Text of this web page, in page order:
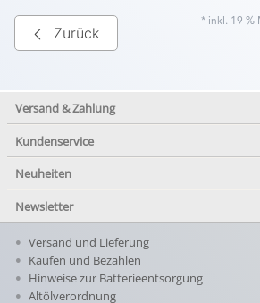
Zurück
* inkl. 19 %
Versand & Zahlung
Kundenservice
Neuheiten
Newsletter
Versand und Lieferung
Kaufen und Bezahlen
Hinweise zur Batterieentsorgung
Altölverordnung